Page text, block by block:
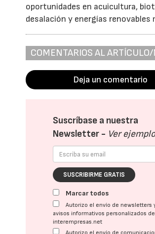
oportunidades en acuicultura,
desalación y energías renovables
COMENTARIOS AL
Deja un comentario
Suscríbase a nuestra
Newsletter - Ver
SUSCRIBIRME GRATIS
Marcar todos
Autorizo el envío de newsletters
avisos informativos personalizados de
interempresas.net